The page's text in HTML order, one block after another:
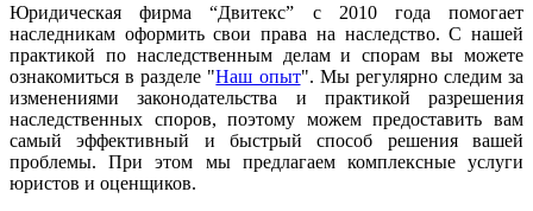
Юридическая фирма “Двитекс” с 2010 года помогает
наследникам оформить свои права на наследство. С нашей
практикой по наследственным делам и спорам вы можете
ознакомиться в разделе "Наш опыт". Мы регулярно следим за
изменениями законодательства и практикой разрешения
наследственных споров, поэтому можем предоставить вам
самый эффективный и быстрый способ решения вашей
проблемы. При этом мы предлагаем комплексные услуги
юристов и оценщиков.